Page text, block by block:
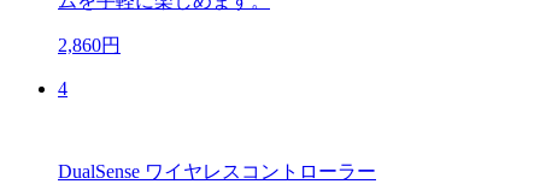
2,860円
4
DualSense ワイヤレスコントローラー